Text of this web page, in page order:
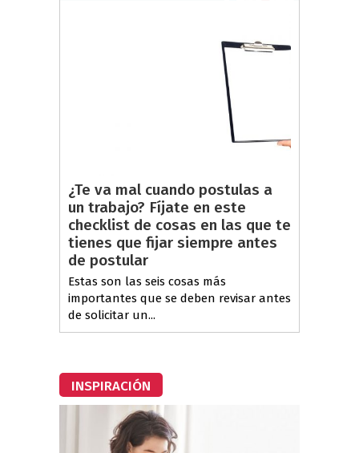
¿Te va mal cuando postulas a
un trabajo? Fíjate en este
checklist de cosas en las que te
tienes que fijar siempre antes
de postular
Estas son las seis cosas más
importantes que se deben revisar antes
de solicitar un...
INSPIRACIÓN